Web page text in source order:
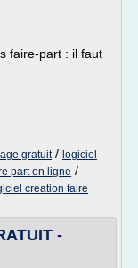
faire-part : il faut
gratuit/ logiciel
part en ligne /
creation faire
-